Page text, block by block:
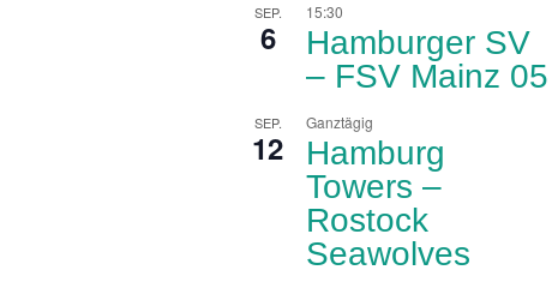
SEP.
6
15:30
Hamburger SV
– FSV Mainz 05
SEP.
12
Ganztägig
Hamburg
Towers –
Rostock
Seawolves